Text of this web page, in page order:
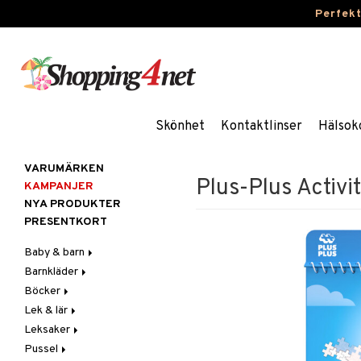
Skönhet Kontaktlinser
Plus-Plus
VARUMÄRKEN
KAMPANJER
NYA PRODUKTER
PRESENTKORT
Baby & barn
Accessoarer
För håret
Hattar & Mössor
Övrigt
Plånböcker
Aktivitet
Babygym
Babysitters
Bit & Skallra
Äta
Barnservis
Haklappar
Badrockar & Handdukar
Barnvagnstillbehör
Barnkläder
Accessoarer
Kepsar & Solhattar
Badkläder & UV-kläder
Klänningar
Nederdelar
Böcker
Dagböcker
Läs & Lär
Målarböcker
Lek & lär
Experiment
Inlärningsspel
Leksaker
Adventskalendrar
Pussel